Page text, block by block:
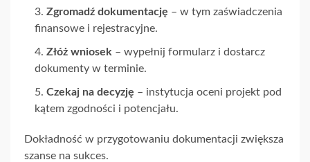
Zgromadź dokumentację – w tym zaświadczenia
finansowe i rejestracyjne.
Złóż wniosek – wypełnij formularz i dostarcz
dokumenty w terminie.
Czekaj na decyzję – instytucja oceni projekt pod
kątem zgodności i potencjału.
Dokładność w przygotowaniu dokumentacji zwiększa
szanse na sukces.